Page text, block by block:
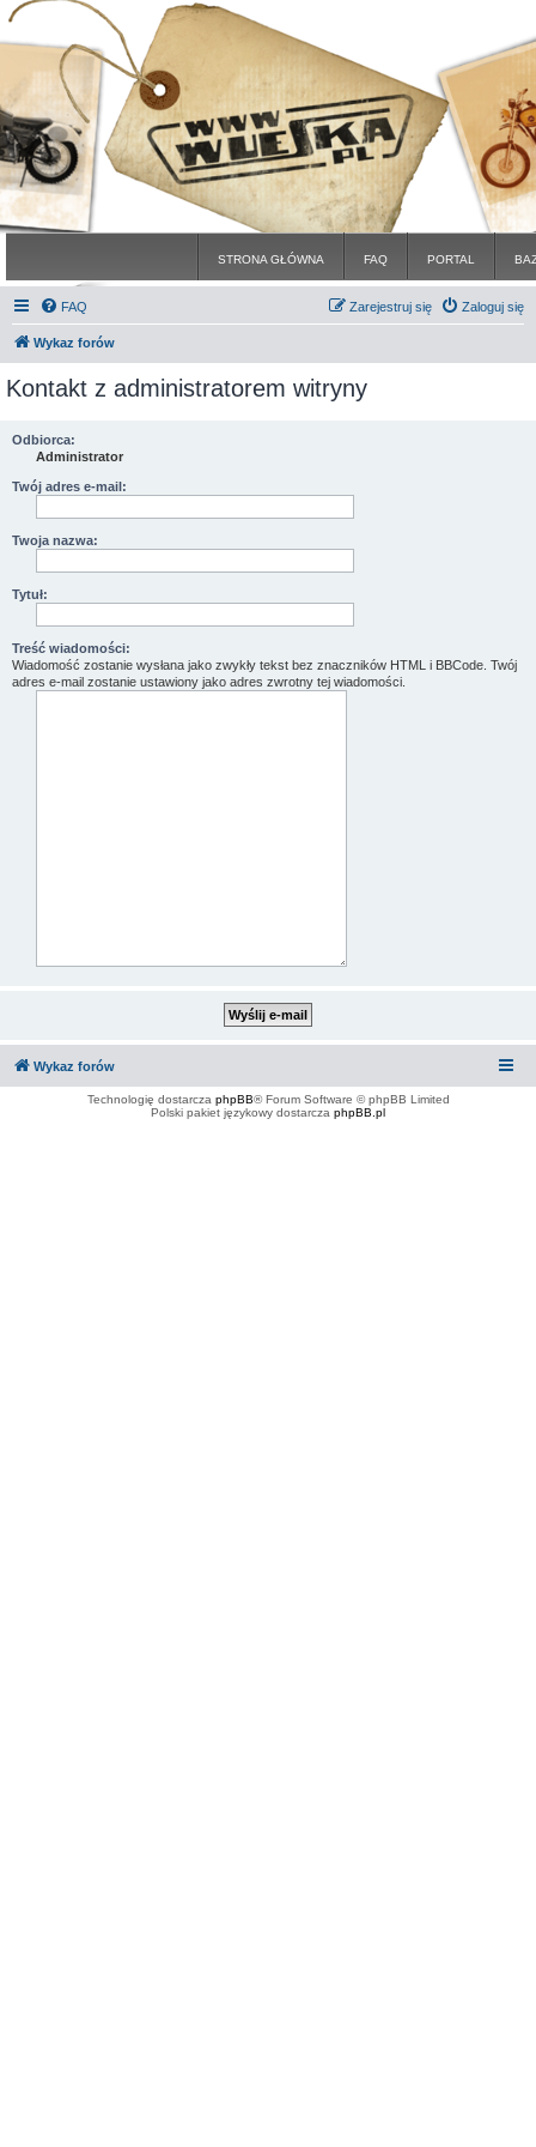
STRONA GŁÓWNA FAQ PORTAL
FAQ Zaloguj się
Zarejestruj się
Wykaz forów
Kontakt z administratorem witryny
Odbiorca:
Administrator
Twój adres e-mail:
Twoja nazwa:
Tytuł:
Treść wiadomości:
Wiadomość zostanie wysłana jako zwykły tekst bez znaczników HTML i BBCode. Twój
adres e-mail zostanie ustawiony jako adres zwrotny tej wiadomości.
Wykaz forów
Technologię dostarcza phpBB® Forum Software © phpBB Limited
Polski pakiet językowy dostarcza phpBB.pl